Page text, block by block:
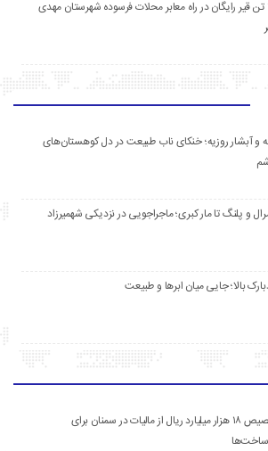
۲۱۰ تن قیر رایگان در راه معابر محلات فرسوده شهرستان مهدی
و آبشار روزیه؛ خنکای ناب طبیعت در دل کوهستان‌های
و پلنگ تا مار کبری؛ ماجراجویی در نزدیکی شهمیرزاد
بالا؛ جایی میان ابرها و طبیعت
تخصیص ۱۸ هزار میلیارد ریال از مالیات در سمنان برای